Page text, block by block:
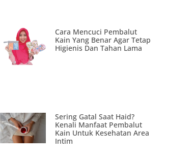
Cara Mencuci Pembalut
Kain Yang Benar Agar Tetap
Higienis Dan Tahan Lama
Sering Gatal Saat Haid?
Kenali Manfaat Pembalut
Kain Untuk Kesehatan Area
Intim